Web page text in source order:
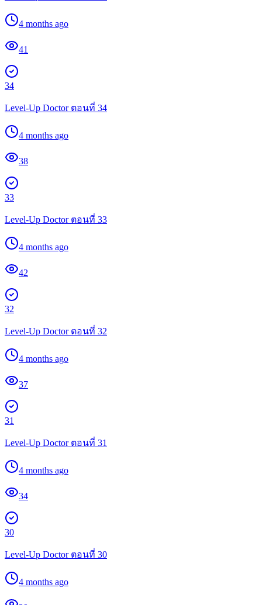
4 months ago
41
34
Level-Up Doctor ตอนที่ 34
4 months ago
38
33
Level-Up Doctor ตอนที่ 33
4 months ago
42
32
Level-Up Doctor ตอนที่ 32
4 months ago
37
31
Level-Up Doctor ตอนที่ 31
4 months ago
34
30
Level-Up Doctor ตอนที่ 30
4 months ago